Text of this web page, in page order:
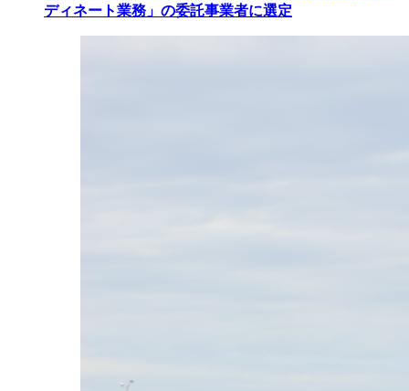
ディネート業務」の委託事業者に選定